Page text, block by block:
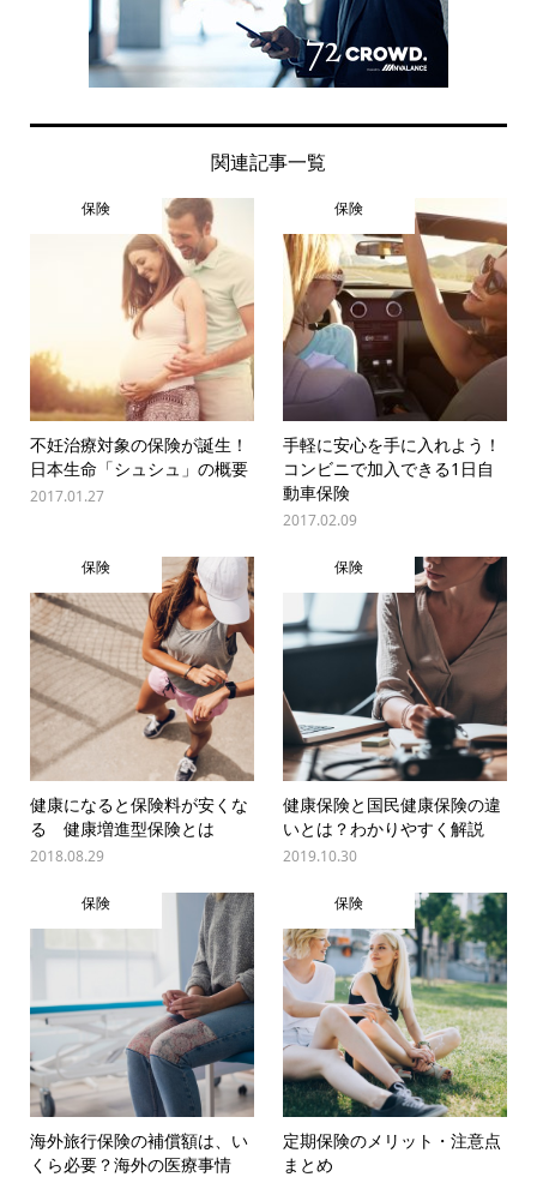
関連記事一覧
保険
不妊治療対象の保険が誕生！
日本生命「シュシュ」の概要
2017.01.27
保険
手軽に安心を手に入れよう！
コンビニで加入できる1日自
動車保険
2017.02.09
保険
健康になると保険料が安くな
る 健康増進型保険とは
2018.08.29
保険
健康保険と国民健康保険の違
いとは？わかりやすく解説
2019.10.30
保険
海外旅行保険の補償額は、い
くら必要？海外の医療事情
保険
定期保険のメリット・注意点
まとめ